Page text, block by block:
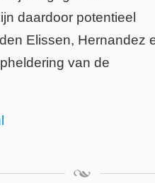
daardoor potentieel
Elissen, Hernandez
van de